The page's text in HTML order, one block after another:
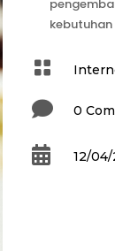

 0
 12/